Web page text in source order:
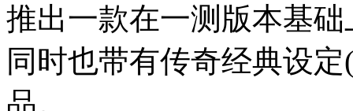
推出一款在一测版本基
同时也带有传奇经典设
品。